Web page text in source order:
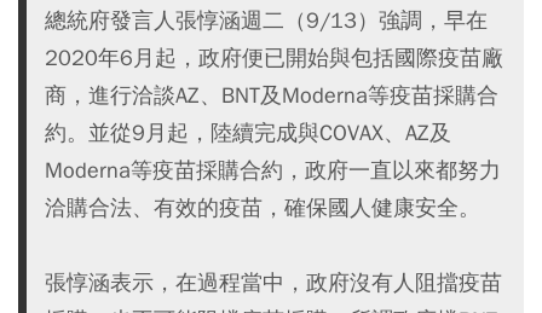
總統府發言人張惇涵週二（9/13）強調，早在
2020年6月起，政府便已開始與包括國際疫苗廠
商，進行洽談AZ、BNT及Moderna等疫苗採購合
約。並從9月起，陸續完成與COVAX、AZ及
Moderna等疫苗採購合約，政府一直以來都努力
洽購合法、有效的疫苗，確保國人健康安全。
張惇涵表示，在過程當中，政府沒有人阻擋疫苗